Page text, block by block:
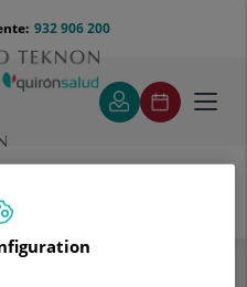
932 906 200
Dr. López Gil